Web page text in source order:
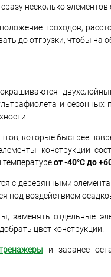
несколько
проходов,
до отгрузки, чтобы на
и
которые быстрее
конструкции
от -40°C до
с деревянными
под воздействием
заменять отдельные
цвет конструкции.
и заранее